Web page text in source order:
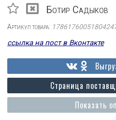
Ботир Садыков
Артикул товара:
ссылка на пост в Вконтакте
Показать
Страница